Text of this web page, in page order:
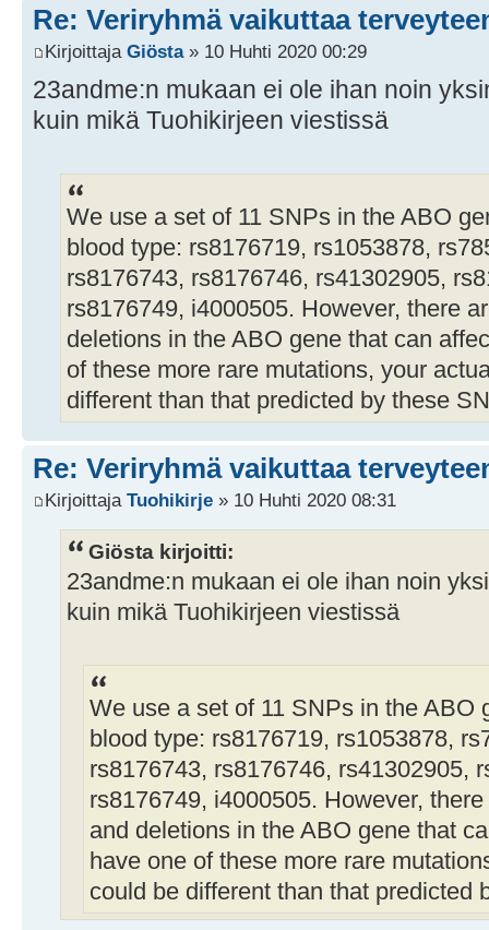
Re: Veriryhmä vaikuttaa
Kirjoittaja Giösta» 10 Huhti 2020 00:29
23andme:n mukaan ei ole ihan noin
kuin mikä Tuohikirjeen viestissä
We use a set of 11 SNPs in the ABO
blood type: rs8176719, rs1053878,
rs8176743, rs8176746, rs41302905,
rs8176749, i4000505. However, there
deletions in the ABO gene that can
of these more rare mutations, your
different than that predicted by these
Re: Veriryhmä vaikuttaa
Kirjoittaja Tuohikirje » 10 Huhti 2020 08:31
Giösta kirjoitti:
23andme:n mukaan ei ole ihan noin
kuin mikä Tuohikirjeen viestissä
We use a set of 11 SNPs in the ABO
blood type: rs8176719, rs1053878,
rs8176743, rs8176746, rs41302905,
rs8176749, i4000505. However,
and deletions in the ABO gene that
have one of these more rare
could be different than that predicted